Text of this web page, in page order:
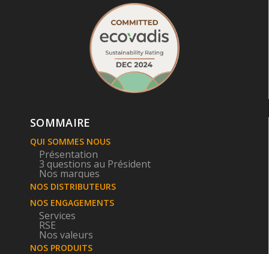
SOMMAIRE
QUI SOMMES NOUS
Présentation
3 questions au Président
Nos marques
NOS DISTRIBUTEURS
NOS ENGAGEMENTS
Services
RSE
Nos valeurs
NOS PRODUITS